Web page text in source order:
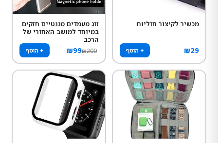
מכשיר לקיצור חוליות
₪29 + הוסף
זוג מעמדים מגנטיים חזקים
במיוחד למושב האחורי של
הרכב
₪99₪200 + הוסף